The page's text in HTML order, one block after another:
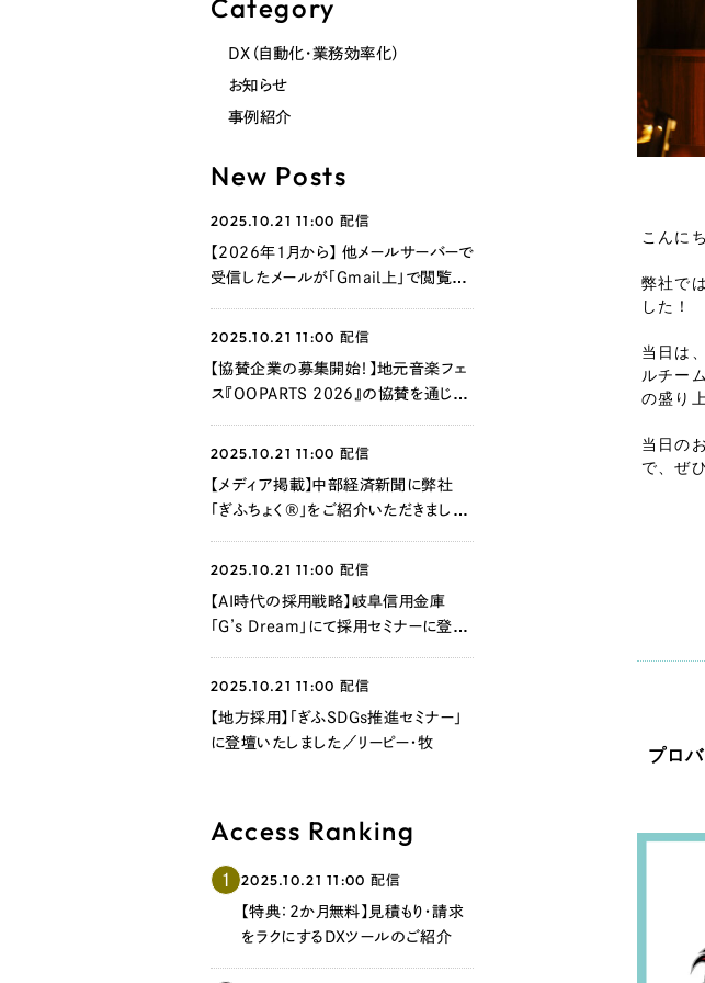
Contact Us
初めてのサイト制作で何をすればいいかお困りのお客様も歓迎。
Category
DX（自動化・業務効率化）
お知らせ
事例紹介
New Posts
2025.10.21 11:00 配信
【2026年1月から】 他メールサーバーで
受信したメールが「Gmail上」で閲覧で
2025.10.21 11:00 配信
【協賛企業の募集開始！】地元音楽フェ
ス『OOPARTS 2026』の協賛を通じ
2025.10.21 11:00 配信
【メディア掲載】中部経済新聞に弊社
「ぎふちょく®」をご紹介いただきました
2025.10.21 11:00 配信
【AI時代の採用戦略】岐阜信用金庫
「G’s Dream」にて採用セミナーに登壇
2025.10.21 11:00 配信
【地方採用】「ぎふSDGs推進セミナー」
に登壇いたしました／リーピー・牧
Access Ranking
1 2025.10.21 11:00 配信
【特典：2か月無料】見積もり・請求
をラクにするDXツールのご紹介
こんに
弊社で
した！
当日は
ルチー
の盛り
当日の
で、ぜ
プロ